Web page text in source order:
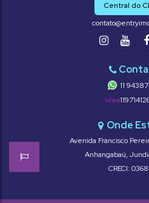
Central do
11
Avenida Francisco
Anhangabaú,
CRECI: